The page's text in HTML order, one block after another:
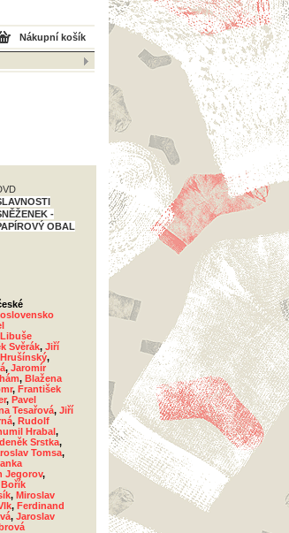
Nákupní košík
-
OBAL
Libuše
Svěrák, Jiří
,
, Jaromír
, Blažena
, František
, Pavel
Tesařová, Jiří
, Rudolf
Hrabal,
Srstka,
Tomsa,
Jegorov,
Bořík
, Miroslav
, Ferdinand
, Jaroslav